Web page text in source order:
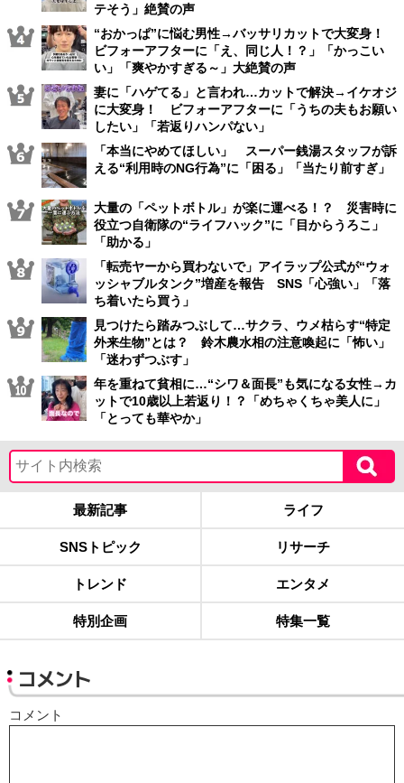
テそう」絶賛の声
“おかっぱ”に悩む男性→バッサリカットで大変身！
ビフォーアフターに「え、同じ人！？」「かっこい
い」「爽やかすぎる～」大絶賛の声
妻に「ハゲてる」と言われ…カットで解決→イケオジ
に大変身！ ビフォーアフターに「うちの夫もお願い
したい」「若返りハンパない」
「本当にやめてほしい」 スーパー銭湯スタッフが訴
える“利用時のNG行為”に「困る」「当たり前すぎ」
大量の「ペットボトル」が楽に運べる！？ 災害時に
役立つ自衛隊の“ライフハック”に「目からうろこ」
「助かる」
「転売ヤーから買わないで」アイラップ公式が“ウォ
ッシャブルタンク”増産を報告 SNS「心強い」「落
ち着いたら買う」
見つけたら踏みつぶして…サクラ、ウメ枯らす“特定
外来生物”とは？ 鈴木農水相の注意喚起に「怖い」
「迷わずつぶす」
年を重ねて貧相に…“シワ＆面長”も気になる女性→カ
ットで10歳以上若返り！？「めちゃくちゃ美人に」
「とっても華やか」
最新記事 ライフ
SNSトピック リサーチ
トレンド エンタメ
特別企画 特集一覧
コメント
コメント